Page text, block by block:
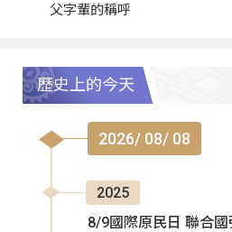
父字輩的稱呼
歷史上的今天
2026/ 08/ 08
2025
8/9國際原民日 聯合